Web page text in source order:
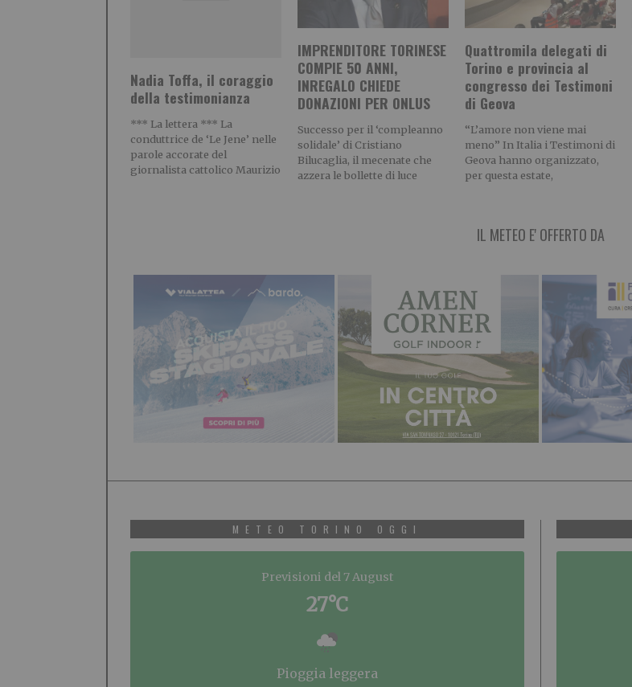
Nadia Toffa, il coraggio
della testimonianza
*** La lettera *** La
conduttrice de ‘Le Jene’ nelle
parole accorate del
giornalista cattolico Maurizio
IMPRENDITORE TORINESE
COMPIE 50 ANNI,
INREGALO CHIEDE
DONAZIONI PER ONLUS
Successo per il ‘compleanno
solidale’ di Cristiano
Bilucaglia, il mecenate che
azzera le bollette di luce
Quattromila delegati di
Torino e provincia al
congresso dei Testimoni
di Geova
“L’amore non viene mai
meno” In Italia i Testimoni di
Geova hanno organizzato,
per questa estate,
IL METEO E' OFFERTO DA
METEO TORINO OGGI
Previsioni del 7 August
27°C
pioggia leggera